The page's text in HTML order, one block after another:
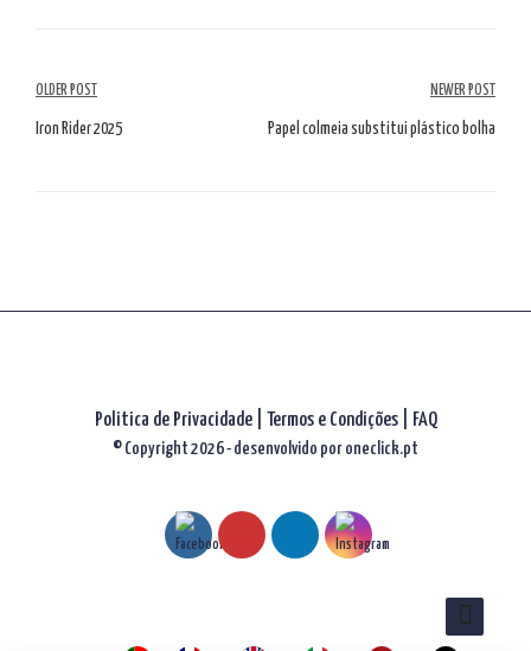
Navegação
de
OLDER POST
Iron Rider 2025
NEWER POST
Papel colmeia substitui plástico bolha
Politica de Privacidade| Termos e Condições FAQ
© Copyright 2026 - desenvolvido por oneclick.pt